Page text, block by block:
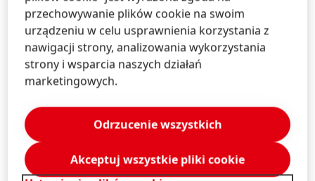
obraz procesów jakie prowadzone są w spółce od
początku do końca.
Co sprawiło Ci największą frajdę podczas pracy w
Henklu?
Zakupy to dział wchodzący w nieustanne interakcje z
innymi obszarami. Dzięki temu można się od nich
uczyć i lepiej zrozumieć cele nie tylko własnego
działu, ale i całej organizacji.
Co wyróżnia pracę w Henklu?
przechowywanie plików cookie na swoim
urządzeniu w celu usprawnienia korzystania z
nawigacji strony, analizowania wykorzystania
strony i wsparcia naszych działań
marketingowych.
Odrzucenie wszystkich
Akceptuj wszystkie pliki cookie